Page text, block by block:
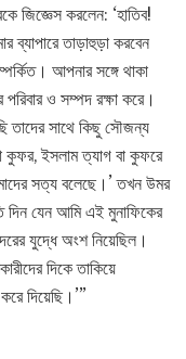
আপনার সঙ্গে থাকা
ও সম্পদ রক্ষা করে।
তাদের সাথে কিছু সৌজন্য
কুফর, ইসলাম ত্যাগ বা কুফরে
দিকে তাকিয়ে
দিয়েছি।’”